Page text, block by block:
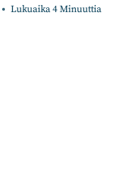
Lukuaika4Minuuttia